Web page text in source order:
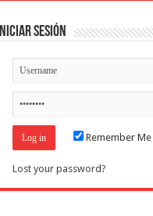
Iniciar Sesión
Remember Me
Lost your password?